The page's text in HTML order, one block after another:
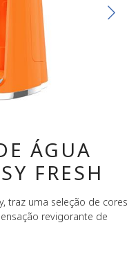
ÁGUA
FRESH
traz uma seleção de cores
revigorante de